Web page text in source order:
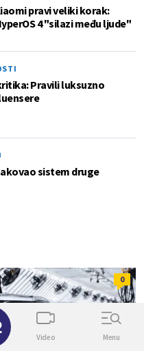
pravi veliki korak:
4 "silazi među ljude"
Pravili luksuzno
sistem druge
0
Video Menu